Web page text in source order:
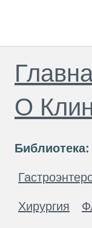
О
Библиотека:
Хирургия